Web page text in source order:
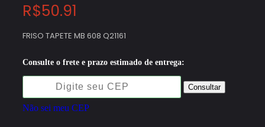
R$50.91
FRISO TAPETE MB 608 Q21161
Consulte o frete e prazo estimado de entrega:
Consultar
Não sei meu CEP